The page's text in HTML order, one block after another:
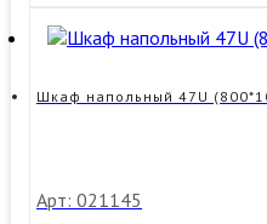
27U
(600*600)
стекло
Шкаф напольный 47U
Арт: 021145